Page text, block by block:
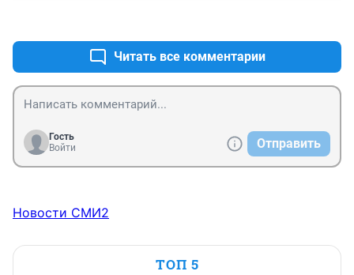
Читать все комментарии
Гость
Войти
Отправить
Новости СМИ2
ТОП 5